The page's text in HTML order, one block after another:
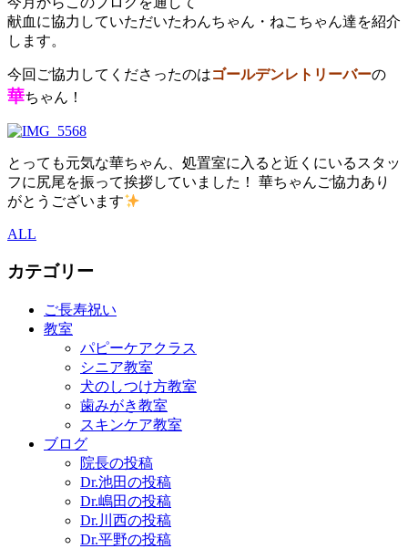
献血に協力していただいたわんちゃん・ねこちゃん達を紹介
します。
今回ご協力してくださったのはゴールデンレトリーバーの
華ちゃん！
とっても元気な華ちゃん、処置室に入ると近くにいるスタッ
フに尻尾を振って挨拶していました！ 華ちゃんご協力あり
がとうございます
ALL
カテゴリー
ご長寿祝い
教室
パピーケアクラス
シニア教室
犬のしつけ方教室
歯みがき教室
スキンケア教室
ブログ
院長の投稿
Dr.池田の投稿
Dr.嶋田の投稿
Dr.川西の投稿
Dr.平野の投稿